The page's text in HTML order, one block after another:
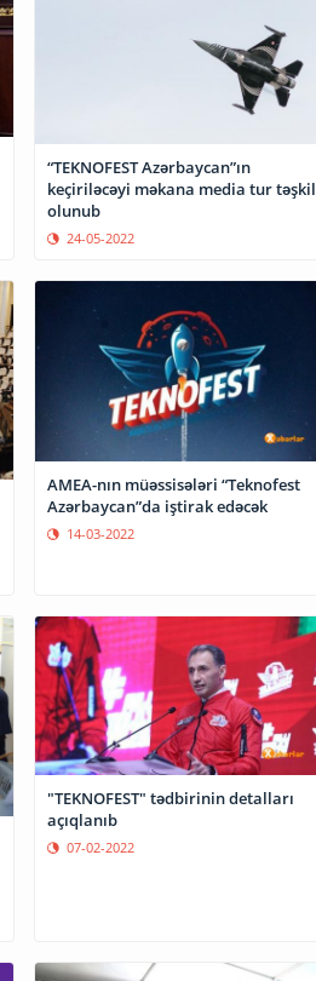
“TEKNOFEST Azərbaycan”ın
keçiriləcəyi məkana media tur təşkil
olunub
24-05-2022
AMEA-nın müəssisələri “Teknofest
Azərbaycan”da iştirak edəcək
14-03-2022
"TEKNOFEST" tədbirinin detalları
açıqlanıb
07-02-2022